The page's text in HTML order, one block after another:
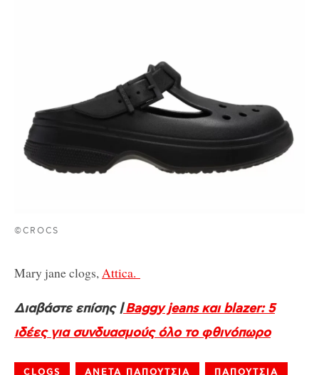
©CROCS
Mary jane clogs, Attica.
Διαβάστε επίσης |Baggy jeans και blazer: 5
ιδέες για συνδυασμούς όλο το φθινόπωρο
CLOGS ΑΝΕΤΑ ΠΑΠΟΥΤΣΙΑ ΠΑΠΟΥΤΣΙΑ